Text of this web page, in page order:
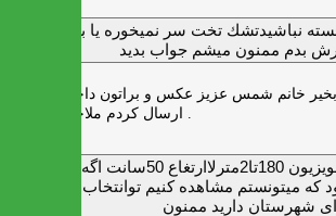
نباشيدتشك تخت سر نميخوره يا برنميگرده
بدم ممنون ميشم جواب بديد
خانم شمس عزیز عکس و براتون داخل واتس اپ
میزتلویزیون 180تا2مترلاارتغاع 50سانت اگه
میتونستم مشاهده کنیم توانتخاب راحت‌تر
شهرستان دارید ممنون